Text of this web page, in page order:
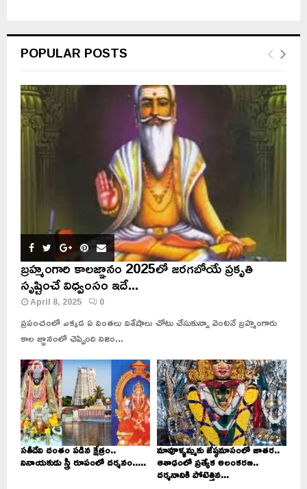
POPULAR POSTS
బ్రహ్మంగారి కాలజ్ఞానం 2025లో జరగబోయే ప్రకృతి
సృష్టించే విధ్వంసం ఇదే...
April 8, 2025 0
ప్రపంచంలో ఎక్కడ ఏ వింతలు విశేషాలు చోటు చేసుకున్నా వెంటనే బ్రహ్మంగారు
కాల జ్ఞానంలో చెప్పింది నిజం...
సతీదేవి దంతం పడిన క్షేత్రం..
వినాయకుడు స్త్రీ రూపంలో దర్శనం.....
మావూళ్ళమ్మకు జేష్ఠమాసంలో జాతర..
ఆశాఢంలో ప్రత్యేక అలంకరణ..
దర్శనానికి పోటెత్తిన...